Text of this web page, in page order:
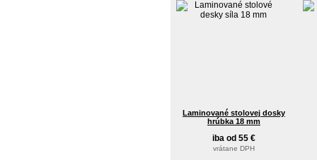
Laminované stolovej dosky
hrúbka 18 mm
iba od 55 €
vrátane DPH